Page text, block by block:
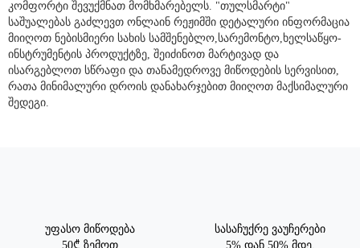
კომფორტი შევუქმნათ მომხმარებელს. "თულსმარტი"
საშუალებას გაძლევთ ონლაინ რეჟიმში დეტალური ინფორმაცია
მიიღოთ ნებისმიერი სახის სამშენებლო,სარემონტო,ხელსაწყო-
ინსტრუმენტის პროდუქტზე, შეიძინოთ მარტივად და
ისარგებლოთ სწრაფი და თანამედროვე მიწოდების სერვისით,
რათა მინიმალური დროის დანახარჯებით მიიღოთ მაქსიმალური
შედეგი.
უფასო მიწოდება
სასაჩუქრე ვაუჩერები